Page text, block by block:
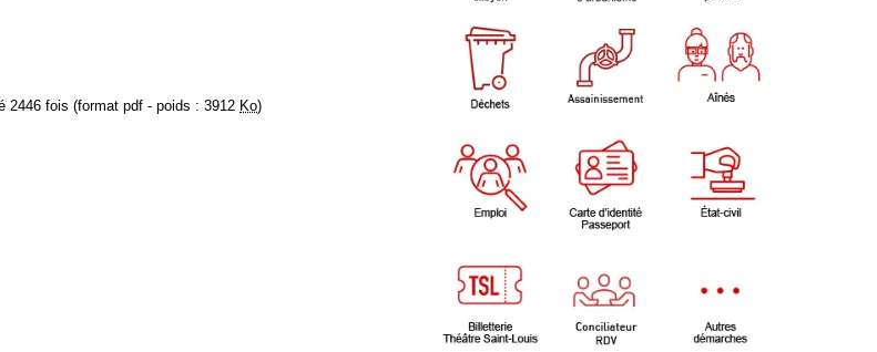
2446 fois (format pdf - poids : 3912 Ko)